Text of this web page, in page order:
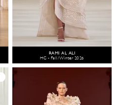
RAMI AL ALI
HC - Fall/Winter 2026